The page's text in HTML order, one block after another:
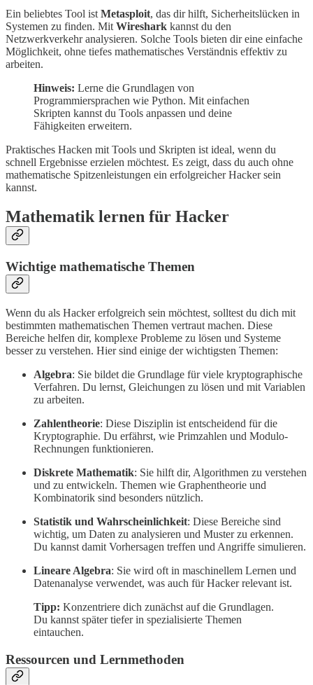
Ein beliebtes Tool ist Metasploit, das dir hilft, Sicherheitslücken in
Systemen zu finden. Mit Wireshark kannst du den
Netzwerkverkehr analysieren. Solche Tools bieten dir eine einfache
Möglichkeit, ohne tiefes mathematisches Verständnis effektiv zu
arbeiten.
Hinweis: Lerne die Grundlagen von
Programmiersprachen wie Python. Mit einfachen
Skripten kannst du Tools anpassen und deine
Fähigkeiten erweitern.
Praktisches Hacken mit Tools und Skripten ist ideal, wenn du
schnell Ergebnisse erzielen möchtest. Es zeigt, dass du auch ohne
mathematische Spitzenleistungen ein erfolgreicher Hacker sein
kannst.
Mathematik lernen für Hacker
Wichtige mathematische Themen
Wenn du als Hacker erfolgreich sein möchtest, solltest du dich mit
bestimmten mathematischen Themen vertraut machen. Diese
Bereiche helfen dir, komplexe Probleme zu lösen und Systeme
besser zu verstehen. Hier sind einige der wichtigsten Themen:
Algebra: Sie bildet die Grundlage für viele kryptographische
Verfahren. Du lernst, Gleichungen zu lösen und mit Variablen
zu arbeiten.
Zahlentheorie: Diese Disziplin ist entscheidend für die
Kryptographie. Du erfährst, wie Primzahlen und Modulo-
Rechnungen funktionieren.
Diskrete Mathematik: Sie hilft dir, Algorithmen zu verstehen
und zu entwickeln. Themen wie Graphentheorie und
Kombinatorik sind besonders nützlich.
Statistik und Wahrscheinlichkeit: Diese Bereiche sind
wichtig, um Daten zu analysieren und Muster zu erkennen.
Du kannst damit Vorhersagen treffen und Angriffe simulieren.
Lineare Algebra: Sie wird oft in maschinellem Lernen und
Datenanalyse verwendet, was auch für Hacker relevant ist.
Tipp: Konzentriere dich zunächst auf die Grundlagen.
Du kannst später tiefer in spezialisierte Themen
eintauchen.
Ressourcen und Lernmethoden